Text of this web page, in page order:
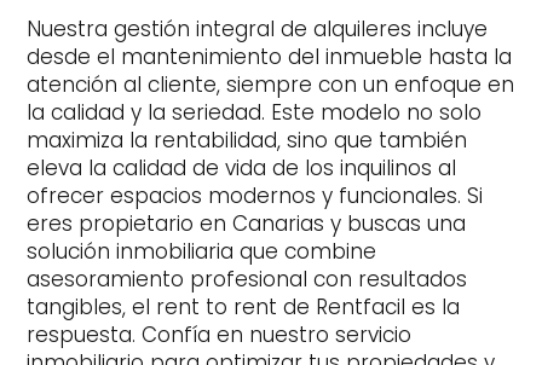
Nuestra gestión integral de alquileres incluye
desde el mantenimiento del inmueble hasta la
atención al cliente, siempre con un enfoque en
la calidad y la seriedad. Este modelo no solo
maximiza la rentabilidad, sino que también
eleva la calidad de vida de los inquilinos al
ofrecer espacios modernos y funcionales. Si
eres propietario en Canarias y buscas una
solución inmobiliaria que combine
asesoramiento profesional con resultados
tangibles, el rent to rent de Rentfacil es la
respuesta. Confía en nuestro servicio